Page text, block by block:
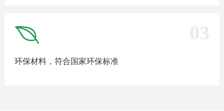
环保材料，符合国家环保标准